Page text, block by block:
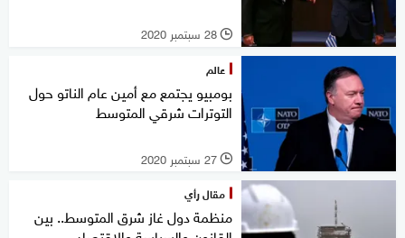
l 28 سبتمبر 2020
عالم
بومبيو يجتمع مع أمين عام الناتو حول
التوترات شرقي المتوسط
l 27 سبتمبر 2020
مقال رأي
منظمة دول غاز شرق المتوسط.. بين